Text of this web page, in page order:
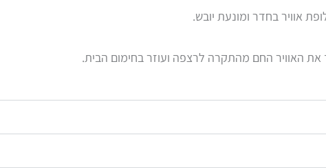
אוויר בחדר ומונעת יובש.
את האוויר החם מהתקרה לרצפה ועוזר בחימום הבית.